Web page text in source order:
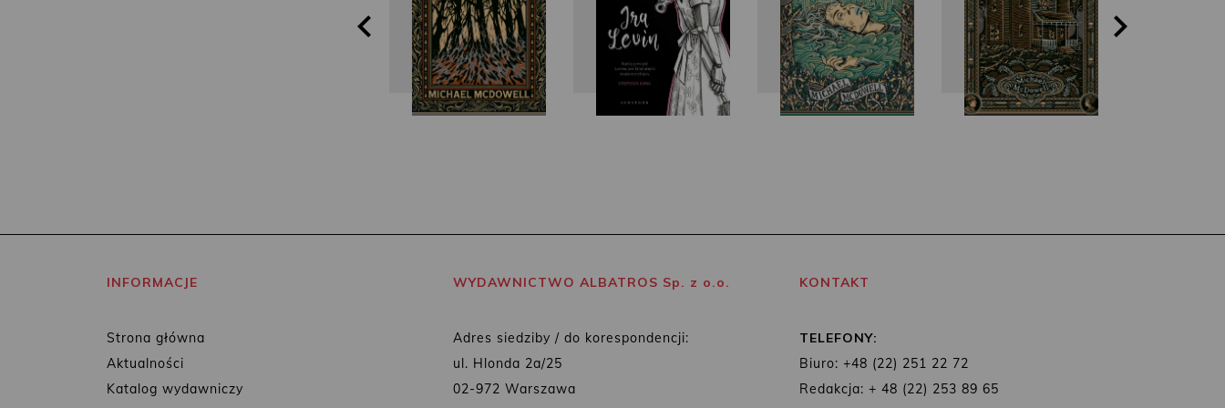
INFORMACJE
Strona główna
Aktualności
Katalog wydawniczy
WYDAWNICTWO ALBATROS Sp. z o.o.
Adres siedziby / do korespondencji:
ul. Hlonda 2a/25
02-972 Warszawa
KONTAKT
TELEFONY:
Biuro: +48 (22) 251 22 72
Redakcja: + 48 (22) 253 89 65